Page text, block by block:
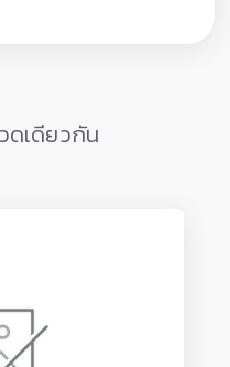
ดเดียวกัน